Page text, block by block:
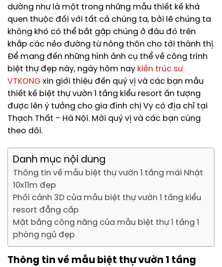
dường như là một trong những mẫu thiết kế khá
quen thuộc đối với tất cả chúng ta, bởi lẽ chúng ta
không khó có thể bắt gặp chúng ở đâu đó trên
khắp các nẻo đường từ nông thôn cho tới thành thị.
Để mang đến những hình ảnh cụ thể về công trình
biệt thự đẹp này, ngày hôm nay kiến trúc sư
VTKONG xin giới thiệu đến quý vị và các bạn mẫu
thiết kế biệt thự vườn 1 tầng kiểu resort ấn tượng
được lên ý tưởng cho gia đình chị Vy có địa chỉ tại
Thạch Thất – Hà Nội. Mời quý vị và các bạn cùng
theo dõi.
Danh mục nội dung
Thông tin về mẫu biệt thự vườn 1 tầng mái Nhật
10x11m đẹp
Phối cảnh 3D của mẫu biệt thự vườn 1 tầng kiểu
resort đẳng cấp
Mặt bằng công năng của mẫu biệt thự 1 tầng 1
phòng ngủ đẹp
Thông tin về mẫu biệt thự vườn 1 tầng